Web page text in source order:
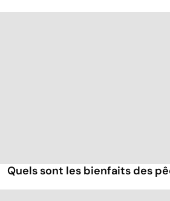
Quels sont les bienfaits des